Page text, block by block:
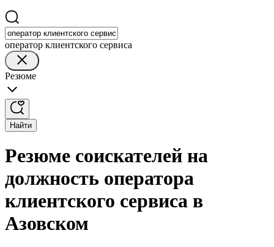
оператор клиентского сервиса
Резюме
Найти
Резюме соискателей на
должность оператора
клиентского сервиса в
Азовском